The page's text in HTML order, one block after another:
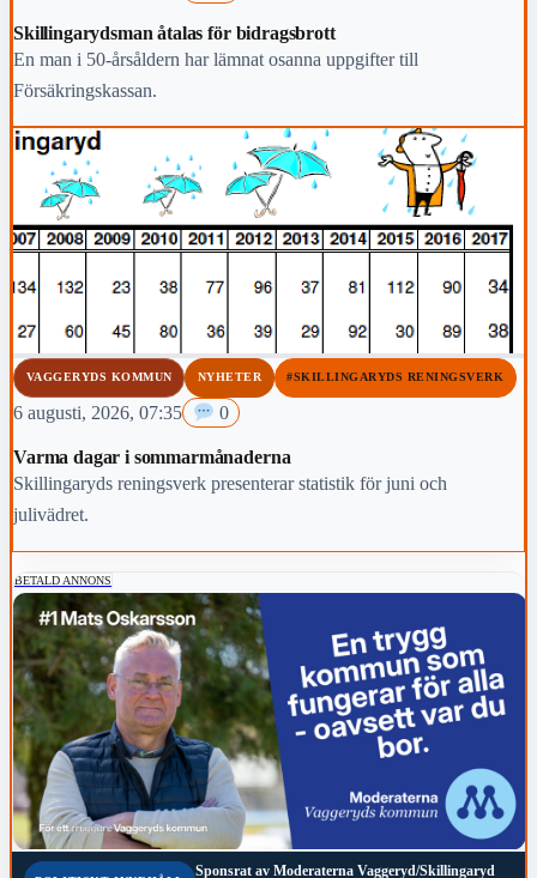
Skillingarydsman åtalas för bidragsbrott
En man i 50-årsåldern har lämnat osanna uppgifter till
Försäkringskassan.
VAGGERYDS KOMMUN NYHETER #SKILLINGARYDS RENINGSVERK
6 augusti, 2026, 07:35 0
Varma dagar i sommarmånaderna
Skillingaryds reningsverk presenterar statistik för juni och
julivädret.
BETALD ANNONS
Sponsrat av Moderaterna Vaggeryd/Skillingaryd